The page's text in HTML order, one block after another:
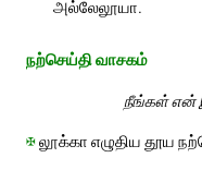
அல்லேலூயா.
நற்செய்தி வாசகம்
நீங்கள் என்
✠லூக்கா எழுதிய தூய